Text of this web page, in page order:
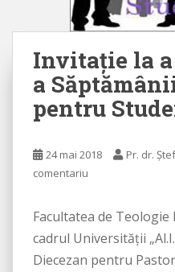
Invitaţie la
a
pentru
24 mai 2018 Pr. dr.
comentariu
Facultatea de Teologie
cadrul Universităţii
Diecezan pentru